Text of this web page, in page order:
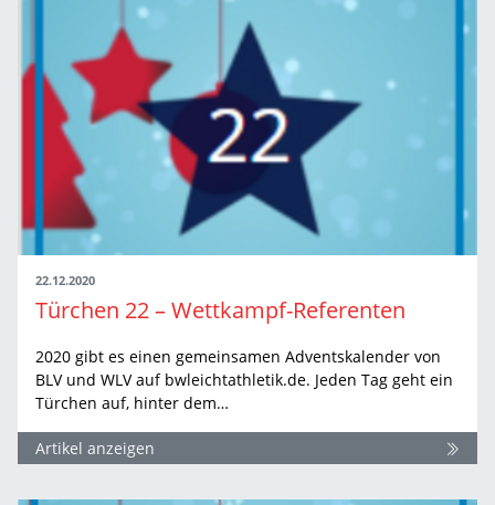
22.12.2020
Türchen 22 – Wettkampf-Referenten
2020 gibt es einen gemeinsamen Adventskalender von
BLV und WLV auf bwleichtathletik.de. Jeden Tag geht ein
Türchen auf, hinter dem…
Artikel anzeigen